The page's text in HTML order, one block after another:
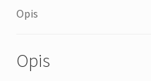
Opis
Opis